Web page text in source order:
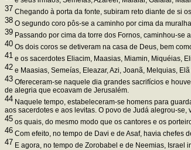
37 Chegando à porta da fonte, subiram reto diante de si
38 O segundo coro pôs-se a caminho por cima da
39 Passando por cima da torre dos Fornos, caminhou-se
40 Os dois coros se detiveram na casa de Deus, bem
41 e os sacerdotes Eliacim, Maasias, Miamin, Miquéias,
42 e Maasias, Semeías, Eleazar, Azi, Joanã, Melquias,
43 Ofereceram-se naquele dia grandes sacrifícios e
de alegria que ecoavam de Jerusalém.
44 Naquele tempo, estabeleceram-se homens para
aos sacerdotes e aos levitas. O povo de Judá alegrou-se,
45 os quais, do mesmo modo que os cantores e os
46 Com efeito, no tempo de Davi e de Asaf, havia chefes
47 E agora, no tempo de Zorobabel e de Neemias, Israel